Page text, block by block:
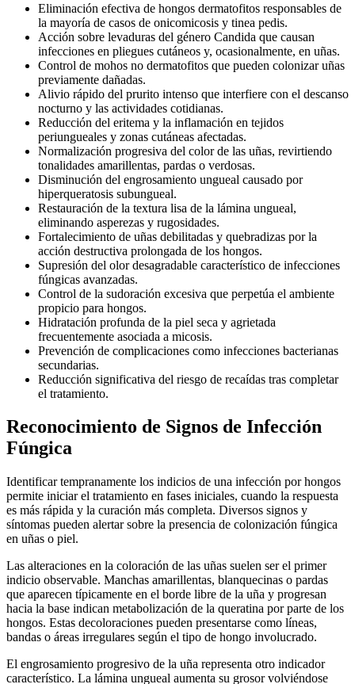
Eliminación efectiva de hongos dermatofitos responsables de
la mayoría de casos de onicomicosis y tinea pedis.
Acción sobre levaduras del género Candida que causan
infecciones en pliegues cutáneos y, ocasionalmente, en uñas.
Control de mohos no dermatofitos que pueden colonizar uñas
previamente dañadas.
Alivio rápido del prurito intenso que interfiere con el descanso
nocturno y las actividades cotidianas.
Reducción del eritema y la inflamación en tejidos
periungueales y zonas cutáneas afectadas.
Normalización progresiva del color de las uñas, revirtiendo
tonalidades amarillentas, pardas o verdosas.
Disminución del engrosamiento ungueal causado por
hiperqueratosis subungueal.
Restauración de la textura lisa de la lámina ungueal,
eliminando asperezas y rugosidades.
Fortalecimiento de uñas debilitadas y quebradizas por la
acción destructiva prolongada de los hongos.
Supresión del olor desagradable característico de infecciones
fúngicas avanzadas.
Control de la sudoración excesiva que perpetúa el ambiente
propicio para hongos.
Hidratación profunda de la piel seca y agrietada
frecuentemente asociada a micosis.
Prevención de complicaciones como infecciones bacterianas
secundarias.
Reducción significativa del riesgo de recaídas tras completar
el tratamiento.
Reconocimiento de Signos de Infección
Fúngica
Identificar tempranamente los indicios de una infección por hongos
permite iniciar el tratamiento en fases iniciales, cuando la respuesta
es más rápida y la curación más completa. Diversos signos y
síntomas pueden alertar sobre la presencia de colonización fúngica
en uñas o piel.
Las alteraciones en la coloración de las uñas suelen ser el primer
indicio observable. Manchas amarillentas, blanquecinas o pardas
que aparecen típicamente en el borde libre de la uña y progresan
hacia la base indican metabolización de la queratina por parte de los
hongos. Estas decoloraciones pueden presentarse como líneas,
bandas o áreas irregulares según el tipo de hongo involucrado.
El engrosamiento progresivo de la uña representa otro indicador
característico. La lámina ungueal aumenta su grosor volviéndose